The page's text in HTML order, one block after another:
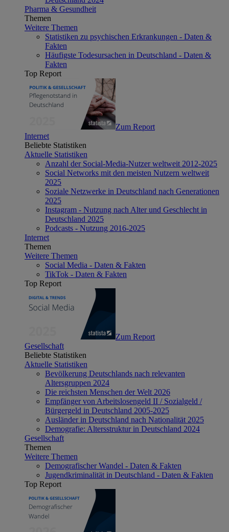
Pharma & Gesundheit
Themen
Weitere Themen
Statistiken zu psychischen Erkrankungen - Daten &
Fakten
Häufigste Todesursachen in Deutschland - Daten &
Fakten
Top Report
Zum Report
Internet
Beliebte Statistiken
Aktuelle Statistiken
Anzahl der Social-Media-Nutzer weltweit 2012-2025
Social Networks mit den meisten Nutzern weltweit
2025
Soziale Netzwerke in Deutschland nach Generationen
2025
Instagram - Nutzung nach Alter und Geschlecht in
Deutschland 2025
Podcasts - Nutzung 2016-2025
Internet
Themen
Weitere Themen
Social Media - Daten & Fakten
TikTok - Daten & Fakten
Top Report
Zum Report
Gesellschaft
Beliebte Statistiken
Aktuelle Statistiken
Bevölkerung Deutschlands nach relevanten
Altersgruppen 2024
Die reichsten Menschen der Welt 2026
Empfänger von Arbeitslosengeld II / Sozialgeld /
Bürgergeld in Deutschland 2005-2025
Ausländer in Deutschland nach Nationalität 2025
Demografie: Altersstruktur in Deutschland 2024
Gesellschaft
Themen
Weitere Themen
Demografischer Wandel - Daten & Fakten
Jugendkriminalität in Deutschland - Daten & Fakten
Top Report